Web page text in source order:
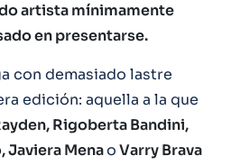
artista mínimamente
en presentarse.
con demasiado lastre
edición: aquella a la que
Rigoberta Bandini,
Javiera MenaoVarry Brava